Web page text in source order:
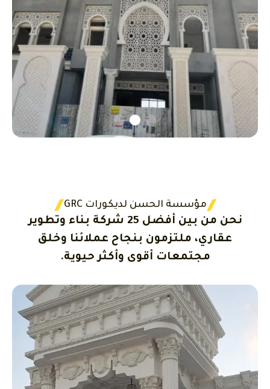
مؤسسة الحسن لديكورات GRC
نحن من بين أفضل 25 شركة بناء وتطوير
عقاري، ملتزمون بنجاح عملائنا وخلق
مجتمعات أقوى وأكثر حيوية.